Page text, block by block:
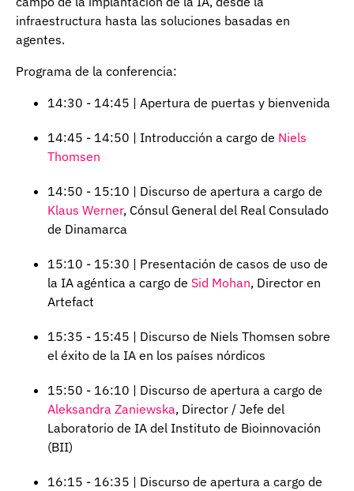
infraestructura hasta las soluciones basadas en
agentes.
Programa de la conferencia:
14:30 - 14:45 | Apertura de puertas y bienvenida
14:45 - 14:50 | Introducción a cargo de Niels
Thomsen
14:50 - 15:10 | Discurso de apertura a cargo de
Klaus Werner, Cónsul General del Real Consulado
de Dinamarca
15:10 - 15:30 | Presentación de casos de uso de
la IA agéntica a cargo de Sid Mohan, Director en
Artefact
15:35 - 15:45 | Discurso de Niels Thomsen sobre
el éxito de la IA en los países nórdicos
15:50 - 16:10 | Discurso de apertura a cargo de
Aleksandra Zaniewska, Director / Jefe del
Laboratorio de IA del Instituto de Bioinnovación
(BII)
16:15 - 16:35 | Discurso de apertura a cargo de